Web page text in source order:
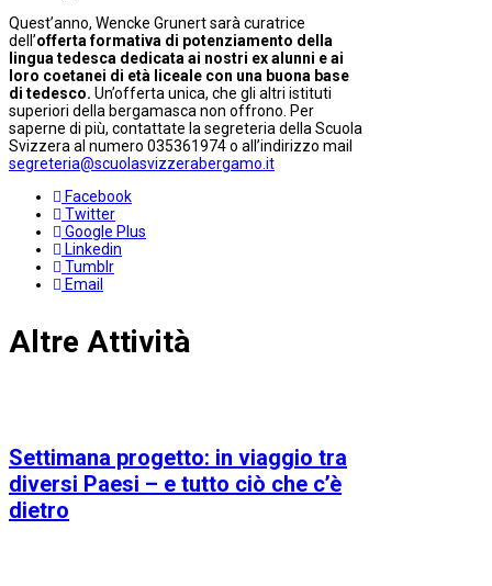
Quest’anno, Wencke Grunert sarà curatrice
dell’offerta formativa di potenziamento della
lingua tedesca dedicata ai nostri ex alunni e ai
loro coetanei di età liceale con una buona base
di tedesco. Un’offerta unica, che gli altri istituti
superiori della bergamasca non offrono. Per
saperne di più, contattate la segreteria della Scuola
Svizzera al numero 035361974 o all’indirizzo mail
segreteria@scuolasvizzerabergamo.it
Facebook
Twitter
Google Plus
Linkedin
Tumblr
Email
Altre Attività
Settimana progetto: in viaggio tra
diversi Paesi – e tutto ciò che c’è
dietro